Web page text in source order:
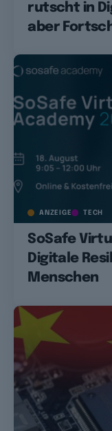
rutscht in
aber
ANZEIGE TECH
SoSafe
Digitale
Menschen